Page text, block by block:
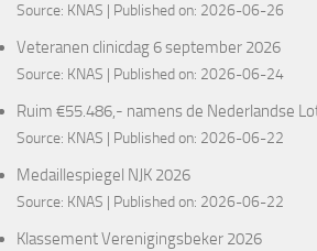
Source: KNAS Published on: 2026-06-26
Veteranen clinicdag 6 september 2026
Source: KNAS Published on: 2026-06-24
Ruim €55.486,- namens de Nederlandse
Source: KNAS Published on: 2026-06-22
Medaillespiegel NJK 2026
Source: KNAS Published on: 2026-06-22
Klassement Verenigingsbeker 2026